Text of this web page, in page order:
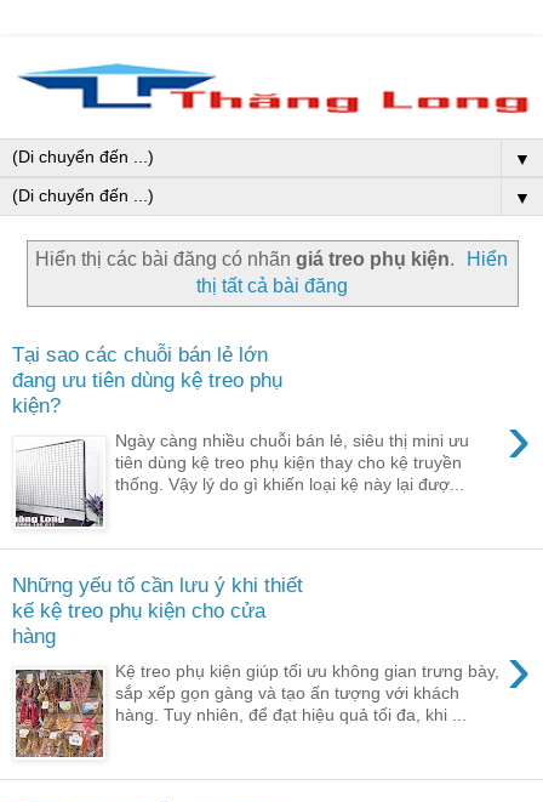
▼
▼
Hiển thị các bài đăng có nhãn giá treo phụ kiện.
Hiển
thị tất cả bài đăng
Tại sao các chuỗi bán lẻ lớn
đang ưu tiên dùng kệ treo phụ
kiện?
›
Ngày càng nhiều chuỗi bán lẻ, siêu thị mini ưu
tiên dùng kệ treo phụ kiện thay cho kệ truyền
thống. Vậy lý do gì khiến loại kệ này lại đượ...
Những yếu tố cần lưu ý khi thiết
kế kệ treo phụ kiện cho cửa
hàng
›
Kệ treo phụ kiện giúp tối ưu không gian trưng bày,
sắp xếp gọn gàng và tạo ấn tượng với khách
hàng. Tuy nhiên, để đạt hiệu quả tối đa, khi ...